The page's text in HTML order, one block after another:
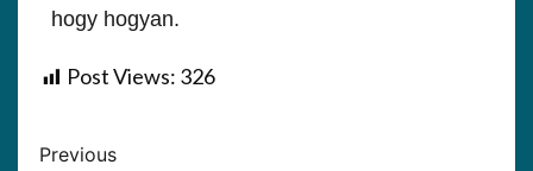
hogy hogyan.
Post Views: 326
Previous